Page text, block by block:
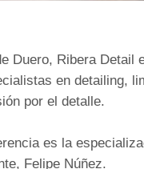
Duero, Ribera Detail
en detailing,
por el detalle.
es la
Felipe Núñez.